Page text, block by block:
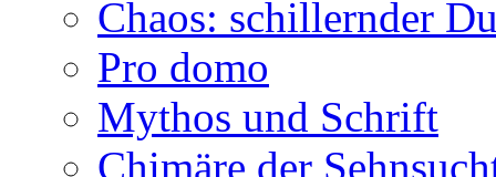
Chaos: schillernder
Pro domo
Mythos und Schrift
Chimäre der